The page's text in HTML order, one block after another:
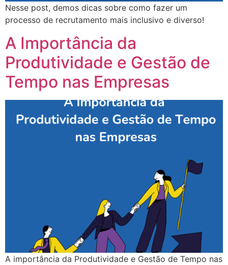
Nesse post, demos dicas sobre como fazer um
processo de recrutamento mais inclusivo e diverso!
A Importância da
Produtividade e Gestão de
Tempo nas Empresas
A importância da Produtividade e Gestão de Tempo nas